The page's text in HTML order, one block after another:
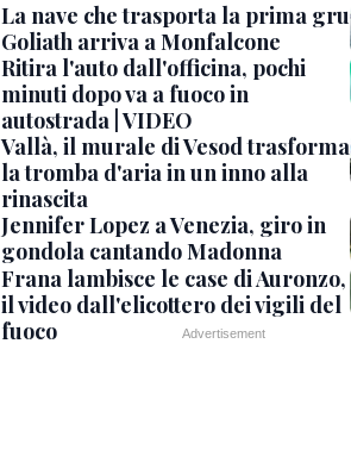
La nave che trasporta la prima gru
Goliath arriva a Monfalcone
Ritira l'auto dall'officina, pochi
minuti dopo va a fuoco in
autostrada | VIDEO
Vallà, il murale di Vesod trasforma
la tromba d'aria in un inno alla
rinascita
Jennifer Lopez a Venezia, giro in
gondola cantando Madonna
Frana lambisce le case di Auronzo,
il video dall'elicottero dei vigili del
fuoco